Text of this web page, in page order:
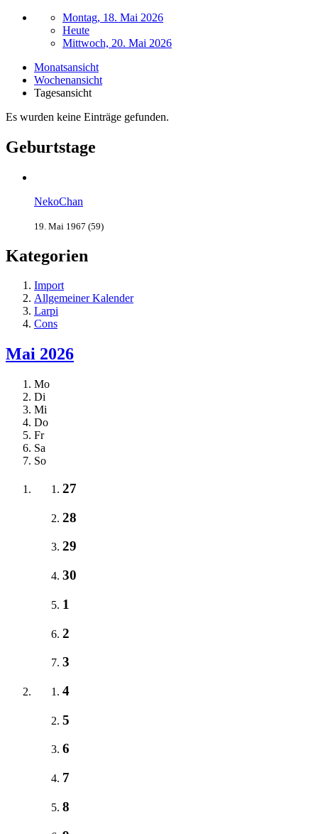
Montag, 18. Mai 2026
Heute
Mittwoch, 20. Mai 2026
Monatsansicht
Wochenansicht
Tagesansicht
Es wurden keine Einträge gefunden.
Geburtstage
NekoChan
19. Mai 1967 (59)
Kategorien
Import
Allgemeiner Kalender
Larpi
Cons
Mai 2026
Mo
Di
Mi
Do
Fr
Sa
So
27
28
29
30
1
2
3
4
5
6
7
8